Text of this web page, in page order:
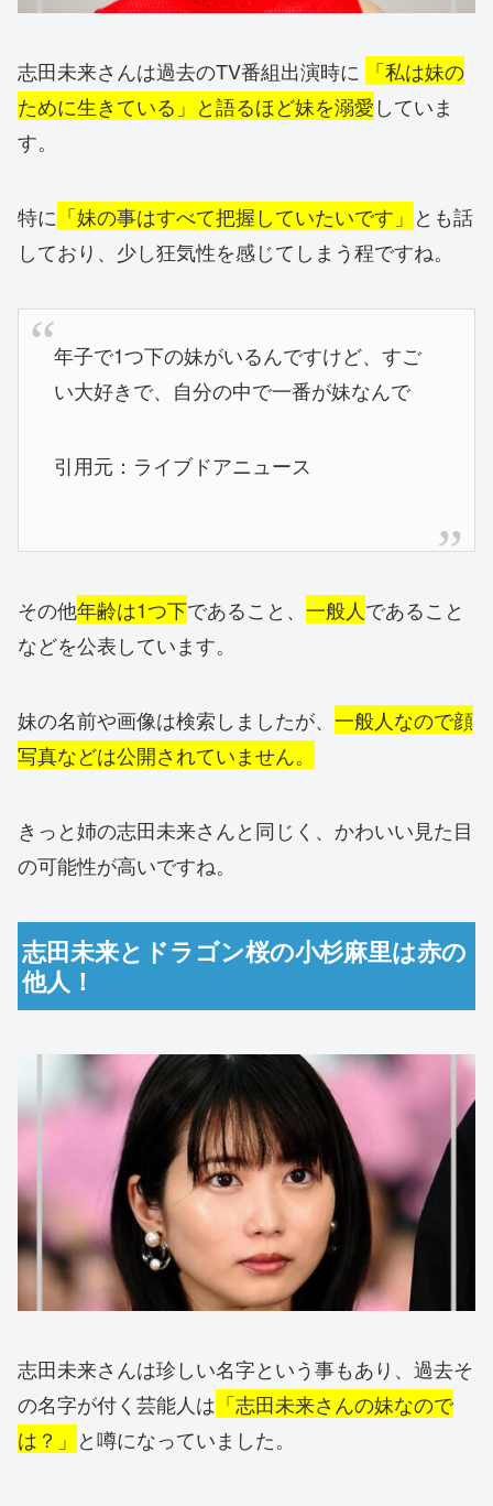
志田未来さんは過去のTV番組出演時に
「私は妹の
ために生きている」と語るほど妹を溺愛していま
す。
特に 「妹の事はすべて把握していたいです」 とも話
しており、少し狂気性を感じてしまう程ですね。
年子で1つ下の妹がいるんですけど、すご
い大好きで、自分の中で一番が妹なんで
引用元：ライブドアニュース
その他年齢は1つ下であること、 一般人であること
などを公表しています。
妹の名前や画像は検索しましたが、 一般人なので顔
写真などは公開されていません。
きっと姉の志田未来さんと同じく、かわいい見た目
の可能性が高いですね。
志田未来とドラゴン桜の小杉麻里は赤の
他人！
志田未来さんは珍しい名字という事もあり、過去そ
の名字が付く芸能人は 「志田未来さんの妹なので
は？」 と噂になっていました。